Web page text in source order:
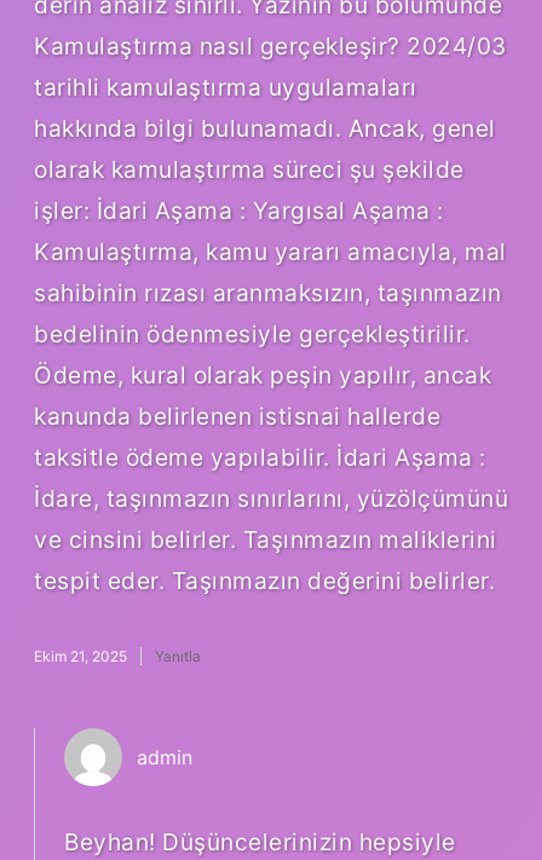
Kamulaştırma nasıl gerçekleşir? 2024/03
tarihli kamulaştırma uygulamaları
hakkında bilgi bulunamadı. Ancak, genel
olarak kamulaştırma süreci şu şekilde
işler: İdari Aşama : Yargısal Aşama :
Kamulaştırma, kamu yararı amacıyla, mal
sahibinin rızası aranmaksızın, taşınmazın
bedelinin ödenmesiyle gerçekleştirilir.
Ödeme, kural olarak peşin yapılır, ancak
kanunda belirlenen istisnai hallerde
taksitle ödeme yapılabilir. İdari Aşama :
İdare, taşınmazın sınırlarını, yüzölçümünü
ve cinsini belirler. Taşınmazın maliklerini
tespit eder. Taşınmazın değerini belirler.
Ekim 21, 2025 Yanıtla
admin
Beyhan! Düşüncelerinizin hepsiyle